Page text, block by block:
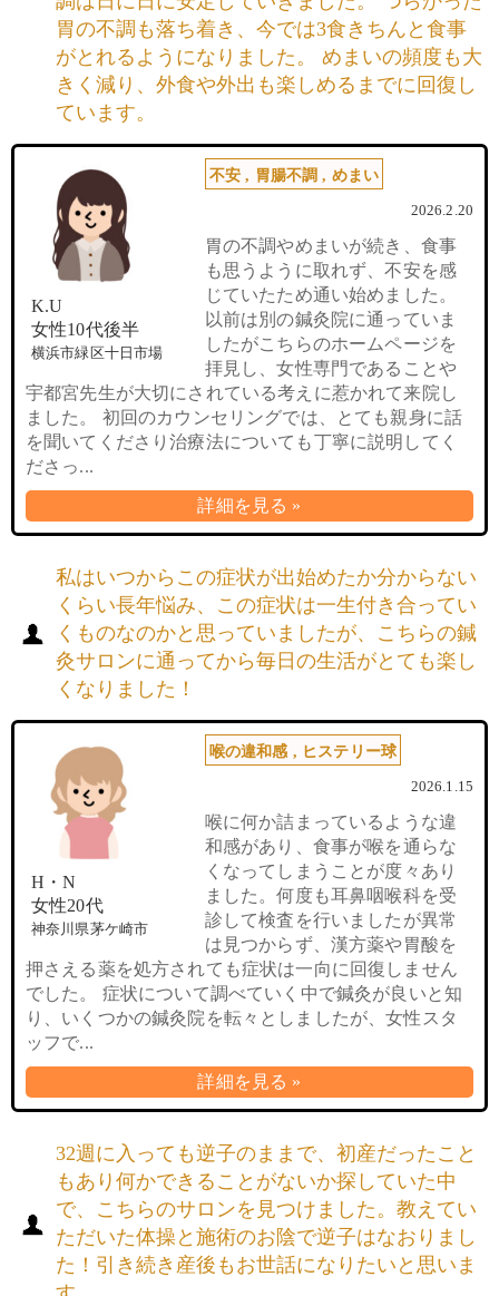
胃の不調も落ち着き、今では3食きちんと食事
がとれるようになりました。 めまいの頻度も大
きく減り、外食や外出も楽しめるまでに回復し
ています。
K.U
女性10代後半
横浜市緑区十日市場
不安 , 胃腸不調 , めまい
2026.2.20
胃の不調やめまいが続き、食事
も思うように取れず、不安を感
じていたため通い始めました。
以前は別の鍼灸院に通っていま
したがこちらのホームページを
拝見し、女性専門であることや
宇都宮先生が大切にされている考えに惹かれて来院し
ました。 初回のカウンセリングでは、とても親身に話
を聞いてくださり治療法についても丁寧に説明してく
ださっ...
詳細を見る »
私はいつからこの症状が出始めたか分からない
くらい長年悩み、この症状は一生付き合ってい
くものなのかと思っていましたが、こちらの鍼
灸サロンに通ってから毎日の生活がとても楽し
くなりました！
H・N
女性20代
神奈川県茅ケ崎市
喉の違和感 , ヒステリー球
2026.1.15
喉に何か詰まっているような違
和感があり、食事が喉を通らな
くなってしまうことが度々あり
ました。何度も耳鼻咽喉科を受
診して検査を行いましたが異常
は見つからず、漢方薬や胃酸を
押さえる薬を処方されても症状は一向に回復しません
でした。 症状について調べていく中で鍼灸が良いと知
り、いくつかの鍼灸院を転々としましたが、女性スタ
ッフで...
詳細を見る »
32週に入っても逆子のままで、初産だったこと
もあり何かできることがないか探していた中
で、こちらのサロンを見つけました。教えてい
ただいた体操と施術のお陰で逆子はなおりまし
た！引き続き産後もお世話になりたいと思いま